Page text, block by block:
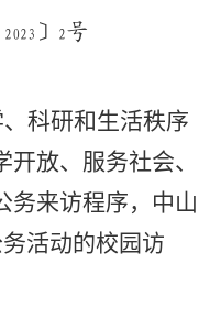
2023 〕 2号
科研和生活秩序
放、服务社会、
务来访程序，中山
活动的校园访